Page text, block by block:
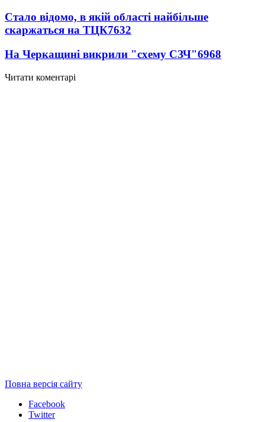
Стало відомо, в якій області найбільше
скаржаться на ТЦК7632
На Черкащині викрили "схему СЗЧ"6968
Читати коментарі
Повна версія сайту
Facebook
Twitter